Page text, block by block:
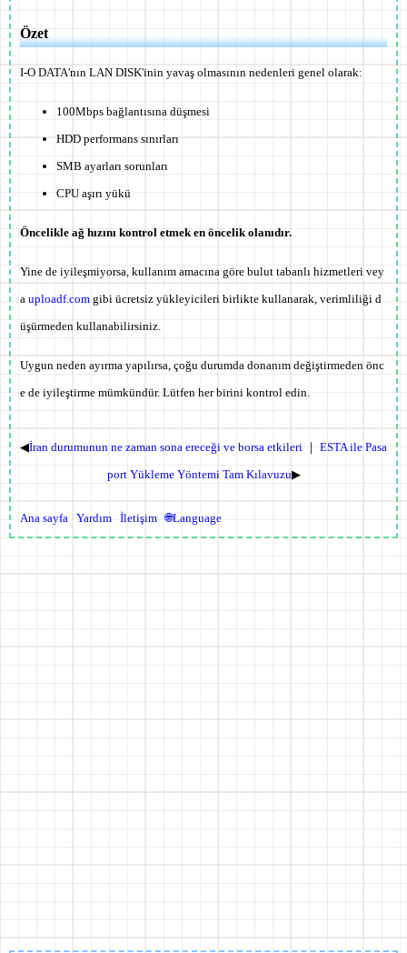
Özet
I-O DATA'nın LAN DISK'inin yavaş olmasının nedenleri genel olarak:
100Mbps bağlantısına düşmesi
HDD performans sınırları
SMB ayarları sorunları
CPU aşırı yükü
Öncelikle ağ hızını kontrol etmek en öncelik olanıdır.
Yine de iyileşmiyorsa, kullanım amacına göre bulut tabanlı hizmetleri vey
a uploadf.com gibi ücretsiz yükleyicileri birlikte kullanarak, verimliliği d
üşürmeden kullanabilirsiniz.
Uygun neden ayırma yapılırsa, çoğu durumda donanım değiştirmeden önc
e de iyileştirme mümkündür. Lütfen her birini kontrol edin.
◀İran durumunun ne zaman sona ereceği ve borsa etkileri ｜ ESTA ile Pasa
port Yükleme Yöntemi Tam Kılavuzu▶
Ana sayfa Yardım İletişim 🌐Language